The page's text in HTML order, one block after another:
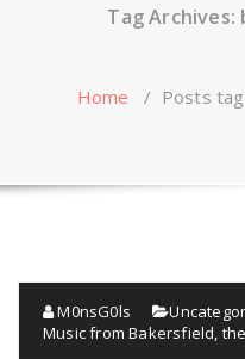
Tag
Home / Posts
M0nsG0ls
Music from Bakersfield